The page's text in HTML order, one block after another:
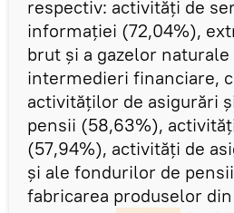
respectiv: activități de
informației (72,04%),
brut și a gazelor
intermedieri financiare,
activităților de asigurări
pensii (58,63%),
(57,94%), activități de
și ale fondurilor de
fabricarea produselor